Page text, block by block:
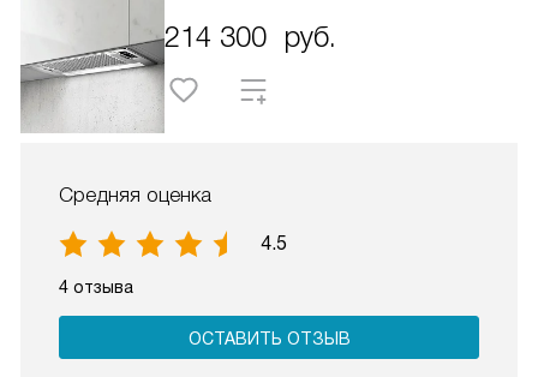
214 300 руб.
Средняя оценка
4.5
4 отзыва
ОСТАВИТЬ ОТЗЫВ